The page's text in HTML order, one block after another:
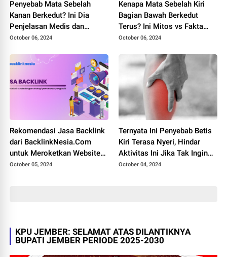
Penyebab Mata Sebelah
Kanan Berkedut? Ini Dia
Penjelasan Medis dan
Mitosnya
October 06, 2024
Kenapa Mata Sebelah Kiri
Bagian Bawah Berkedut
Terus? Ini Mitos vs Fakta
Medis
October 06, 2024
Rekomendasi Jasa Backlink
dari BacklinkNesia.Com
untuk Meroketkan Website
Anda
October 05, 2024
Ternyata Ini Penyebab Betis
Kiri Terasa Nyeri, Hindar
Aktivitas Ini Jika Tak Ingin
Mengalaminya
October 04, 2024
KPU JEMBER: SELAMAT ATAS DILANTIKNYA
BUPATI JEMBER PERIODE 2025-2030